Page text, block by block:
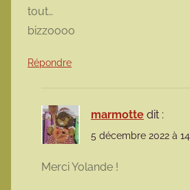
tout…
bizzoooo
Répondre
marmotte dit :
5 décembre 2022 à
Merci Yolande !